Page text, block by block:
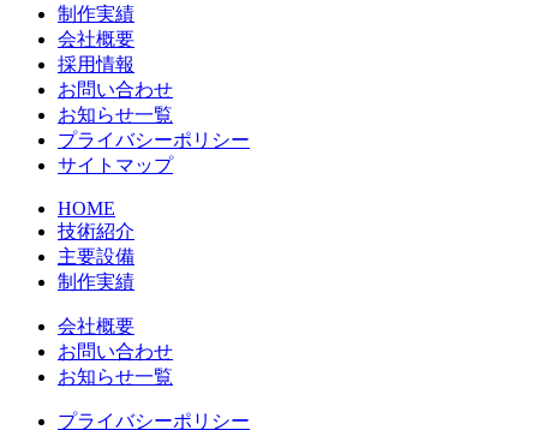
制作実績
会社概要
採用情報
お問い合わせ
お知らせ一覧
プライバシーポリシー
サイトマップ
HOME
技術紹介
主要設備
制作実績
会社概要
お問い合わせ
お知らせ一覧
プライバシーポリシー